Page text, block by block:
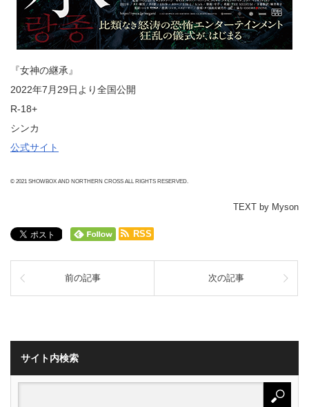
『女神の継承』
2022年7月29日より全国公開
R-18+
シンカ
公式サイト
© 2021 SHOWBOX AND NORTHERN CROSS ALL RIGHTS RESERVED.
TEXT by Myson
RSS
前の記事 次の記事
サイト内検索